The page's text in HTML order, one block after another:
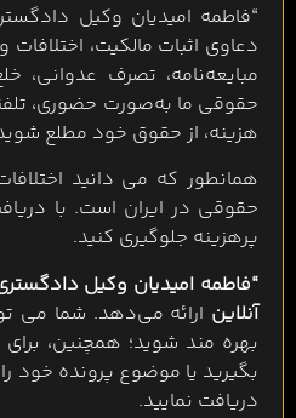
“فاطمه امیدیان وکیل
دعاوی اثبات مالکیت،
مبایعه‌نامه، تصرف عدوانی،
حقوقی ما به‌صورت حضوری،
هزینه، از حقوق خود مطلع
همانطور که می دانید
حقوقی در ایران است. با
پرهزینه جلوگیری کنید.
“فاطمه امیدیان وکیل
آنلاین ارائه می‌دهد. شما می
بهره مند شوید؛ همچنین،
بگیرید یا موضوع پرونده‌ خود
دریافت نمایید.